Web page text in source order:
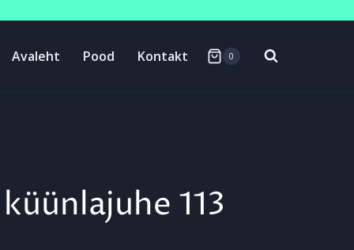
Avaleht Pood Kontakt 0
113